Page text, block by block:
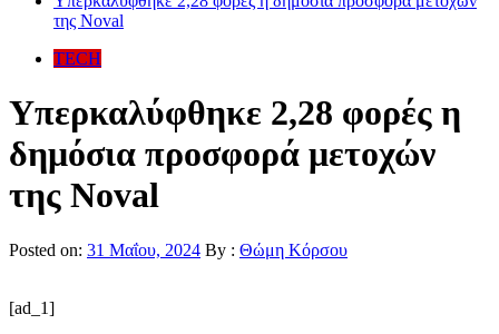
της Noval
TECH
Υπερκαλύφθηκε 2,28 φορές η
δημόσια προσφορά μετοχών
της Noval
Posted on: 31 Μαΐου, 2024 By : Θώμη Κόρσου
[ad_1]